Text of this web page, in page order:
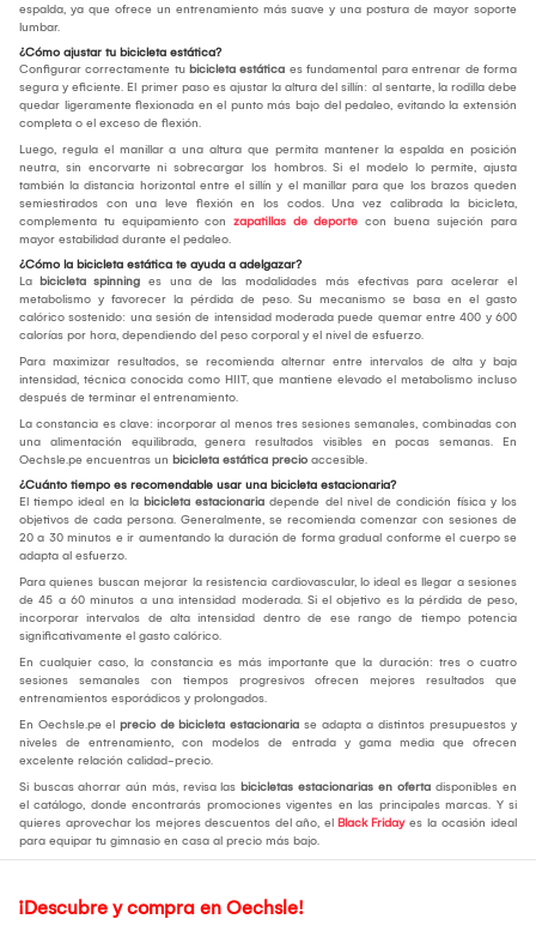
espalda, ya que ofrece un entrenamiento más suave y una postura de mayor soporte
lumbar.
¿Cómo ajustar tu bicicleta estática?
Configurar correctamente tu bicicleta estática es fundamental para entrenar de forma
segura y eficiente. El primer paso es ajustar la altura del sillín: al sentarte, la rodilla debe
quedar ligeramente flexionada en el punto más bajo del pedaleo, evitando la extensión
completa o el exceso de flexión.
Luego, regula el manillar a una altura que permita mantener la espalda en posición
neutra, sin encorvarte ni sobrecargar los hombros. Si el modelo lo permite, ajusta
también la distancia horizontal entre el sillín y el manillar para que los brazos queden
semiestirados con una leve flexión en los codos. Una vez calibrada la bicicleta,
complementa tu equipamiento con zapatillas de deporte con buena sujeción para
mayor estabilidad durante el pedaleo.
¿Cómo la bicicleta estática te ayuda a adelgazar?
La bicicleta spinning es una de las modalidades más efectivas para acelerar el
metabolismo y favorecer la pérdida de peso. Su mecanismo se basa en el gasto
calórico sostenido: una sesión de intensidad moderada puede quemar entre 400 y 600
calorías por hora, dependiendo del peso corporal y el nivel de esfuerzo.
Para maximizar resultados, se recomienda alternar entre intervalos de alta y baja
intensidad, técnica conocida como HIIT, que mantiene elevado el metabolismo incluso
después de terminar el entrenamiento.
La constancia es clave: incorporar al menos tres sesiones semanales, combinadas con
una alimentación equilibrada, genera resultados visibles en pocas semanas. En
Oechsle.pe encuentras un bicicleta estática precio accesible.
¿Cuánto tiempo es recomendable usar una bicicleta estacionaria?
El tiempo ideal en la bicicleta estacionaria depende del nivel de condición física y los
objetivos de cada persona. Generalmente, se recomienda comenzar con sesiones de
20 a 30 minutos e ir aumentando la duración de forma gradual conforme el cuerpo se
adapta al esfuerzo.
Para quienes buscan mejorar la resistencia cardiovascular, lo ideal es llegar a sesiones
de 45 a 60 minutos a una intensidad moderada. Si el objetivo es la pérdida de peso,
incorporar intervalos de alta intensidad dentro de ese rango de tiempo potencia
significativamente el gasto calórico.
En cualquier caso, la constancia es más importante que la duración: tres o cuatro
sesiones semanales con tiempos progresivos ofrecen mejores resultados que
entrenamientos esporádicos y prolongados.
En Oechsle.pe el precio de bicicleta estacionaria se adapta a distintos presupuestos y
niveles de entrenamiento, con modelos de entrada y gama media que ofrecen
excelente relación calidad-precio.
Si buscas ahorrar aún más, revisa las bicicletas estacionarias en oferta disponibles en
el catálogo, donde encontrarás promociones vigentes en las principales marcas. Y si
quieres aprovechar los mejores descuentos del año, el Black Fridayes la ocasión ideal
para equipar tu gimnasio en casa al precio más bajo.
¡Descubre y compra en Oechsle!